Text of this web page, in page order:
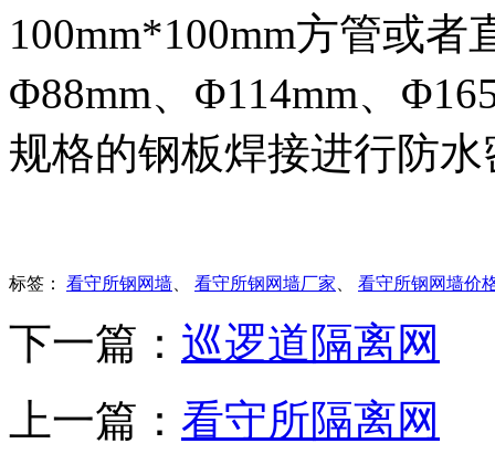
100mm*100mm方管或
Φ88mm、Φ114mm、
规格的钢板焊接进行防
标签： 看守所钢网墙、 看守所钢网墙厂家、 看守所钢网墙价
下一篇： 巡逻道隔离网
上一篇： 看守所隔离网